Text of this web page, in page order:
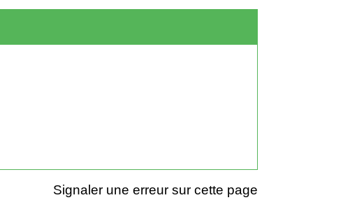
Signaler une erreur sur cette page